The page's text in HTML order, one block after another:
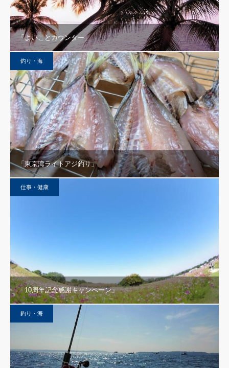
「よいことカウンター」
釣り・海
「東京湾ライトアジ釣り」
仕事・健康
「10周年記念感謝キャンペーン」
釣り・海